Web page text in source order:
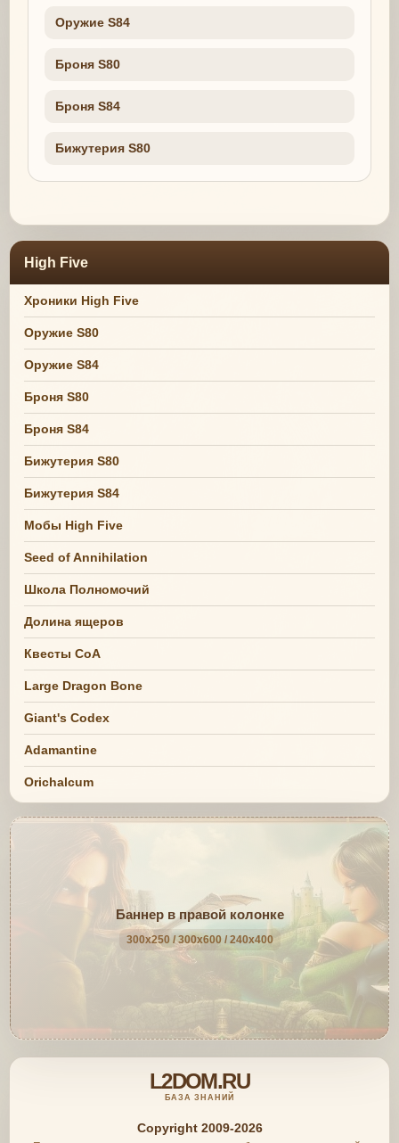
Оружие S84
Броня S80
Броня S84
Бижутерия S80
High Five
Хроники High Five
Оружие S80
Оружие S84
Броня S80
Броня S84
Бижутерия S80
Бижутерия S84
Мобы High Five
Seed of Annihilation
Школа Полномочий
Долина ящеров
Квесты СоА
Large Dragon Bone
Giant's Codex
Adamantine
Orichalcum
Баннер в правой колонке
300x250 / 300x600 / 240x400
L2DOM.RU
БАЗА ЗНАНИЙ
Copyright 2009-2026